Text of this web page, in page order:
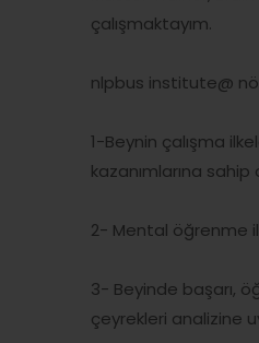
çalışmaktayım.
nlpbus institute@
1-Beynin çalışma
kazanımlarına sahip
2- Mental öğrenme
3- Beyinde başarı,
çeyrekleri analizine